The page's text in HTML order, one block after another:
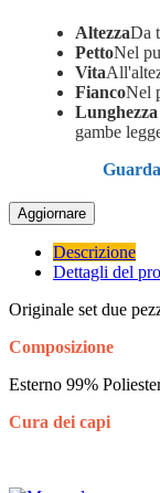
AltezzaDa
PettoNel
Vita
FiancoNel
gambe
Descrizione
Dettagli del
Originale set due
Composizione
Esterno 99%
Cura dei capi